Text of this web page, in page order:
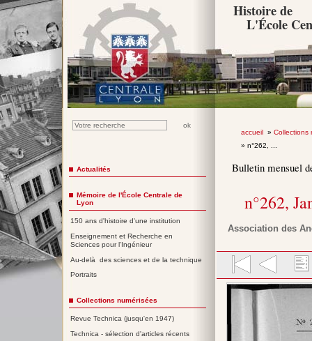
Histoire de
L'École
accueil» Collections
» n°262, ...
Bulletin mensuel
n°262,
Association des
Actualités
Mémoire de l'École Centrale de
Lyon
150 ans d'histoire d'une institution
Enseignement et Recherche en
Sciences pour l'Ingénieur
Au-delà des sciences et de la technique
Portraits
Collections numérisées
Revue Technica (jusqu'en 1947)
Technica - sélection d'articles récents